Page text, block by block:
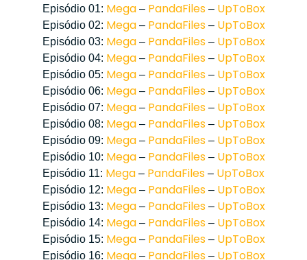
Episódio 01: Mega– PandaFiles– UpToBox
Episódio 02: Mega– PandaFiles– UpToBox
Episódio 03: Mega– PandaFiles– UpToBox
Episódio 04: Mega– PandaFiles– UpToBox
Episódio 05: Mega– PandaFiles– UpToBox
Episódio 06: Mega– PandaFiles– UpToBox
Episódio 07: Mega– PandaFiles– UpToBox
Episódio 08: Mega– PandaFiles– UpToBox
Episódio 09: Mega– PandaFiles– UpToBox
Episódio 10: Mega– PandaFiles– UpToBox
Episódio 11: Mega – PandaFiles – UpToBox
Episódio 12: Mega– PandaFiles– UpToBox
Episódio 13: Mega– PandaFiles– UpToBox
Episódio 14: Mega– PandaFiles– UpToBox
Episódio 15: Mega– PandaFiles– UpToBox
Episódio 16: Mega– PandaFiles– UpToBox